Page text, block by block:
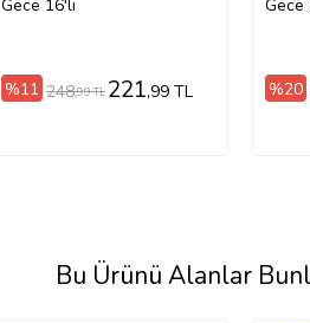
Gece 16'lı
%11 248,99 TL 221,99 TL
Gece
%20
Bu Ürünü Alanlar